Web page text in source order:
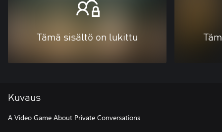
Tämä sisältö on lukittu
Kuvaus
A Video Game About Private Conversations